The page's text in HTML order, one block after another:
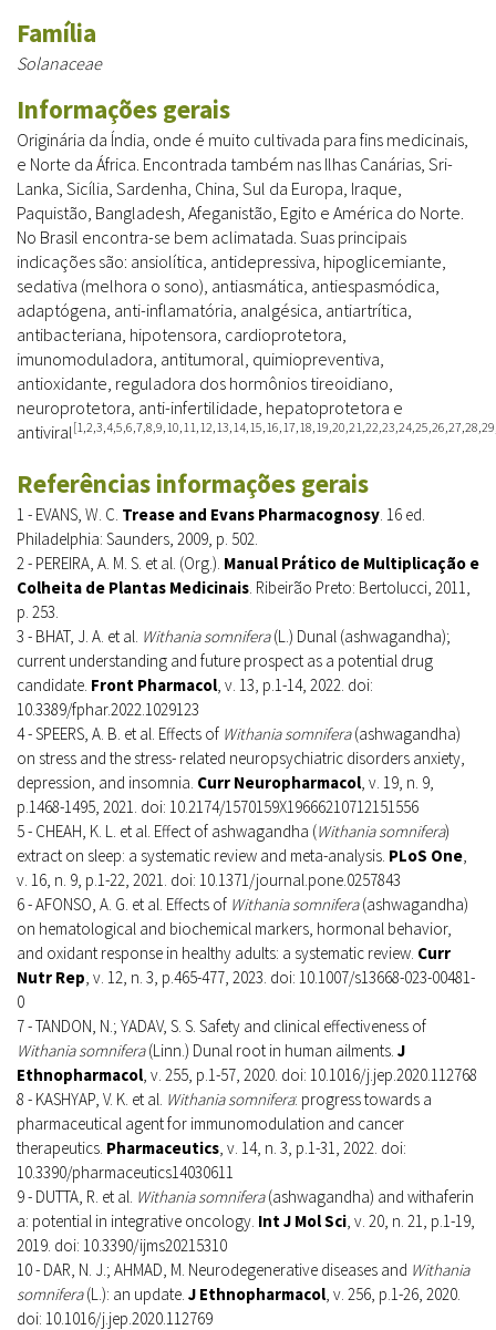
Família
Solanaceae
Informações gerais
Originária da Índia, onde é muito cultivada para fins medicinais,
e Norte da África. Encontrada também nas Ilhas Canárias, Sri-
Lanka, Sicília, Sardenha, China, Sul da Europa, Iraque,
Paquistão, Bangladesh, Afeganistão, Egito e América do Norte.
No Brasil encontra-se bem aclimatada. Suas principais
indicações são: ansiolítica, antidepressiva, hipoglicemiante,
sedativa (melhora o sono), antiasmática, antiespasmódica,
adaptógena, anti-inflamatória, analgésica, antiartrítica,
antibacteriana, hipotensora, cardioprotetora,
imunomoduladora, antitumoral, quimiopreventiva,
antioxidante, reguladora dos hormônios tireoidiano,
neuroprotetora, anti-infertilidade, hepatoprotetora e
antiviral
Referências informações gerais
1 - EVANS, W. C. Trease and Evans Pharmacognosy . 16 ed.
Philadelphia: Saunders, 2009, p. 502.
2 - PEREIRA, A. M. S. et al. (Org.). Manual Prático de Multiplicação e
Colheita de Plantas Medicinais . Ribeirão Preto: Bertolucci, 2011,
p. 253.
3 - BHAT, J. A. et al. Withania somnifera(L.) Dunal (ashwagandha);
current understanding and future prospect as a potential drug
candidate. Front Pharmacol , v. 13, p.1-14, 2022. doi:
10.3389/fphar.2022.1029123
4 - SPEERS, A. B. et al. Effects of Withania somnifera(ashwagandha)
on stress and the stress- related neuropsychiatric disorders anxiety,
depression, and insomnia. Curr Neuropharmacol , v. 19, n. 9,
p.1468-1495, 2021. doi: 10.2174/1570159X19666210712151556
5 - CHEAH, K. L. et al. Effect of ashwagandha (Withania somnifera)
extract on sleep: a systematic review and meta-analysis. PLoS One
v. 16, n. 9, p.1-22, 2021. doi: 10.1371/journal.pone.0257843
6 - AFONSO, A. G. et al. Effects of Withania somnifera(ashwagandha)
on hematological and biochemical markers, hormonal behavior,
and oxidant response in healthy adults: a systematic review. Curr
Nutr Rep , v. 12, n. 3, p.465-477, 2023. doi: 10.1007/s13668-023-00481-
0
7 - TANDON, N.; YADAV, S. S. Safety and clinical effectiveness of
Withania somnifera(Linn.) Dunal root in human ailments. J
Ethnopharmacol , v. 255, p.1-57, 2020. doi: 10.1016/j.jep.2020.112768
8 - KASHYAP, V. K. et al. Withania somnifera: progress towards a
pharmaceutical agent for immunomodulation and cancer
therapeutics. Pharmaceutics , v. 14, n. 3, p.1-31, 2022. doi:
10.3390/pharmaceutics14030611
9 - DUTTA, R. et al. Withania somnifera(ashwagandha) and withaferin
a: potential in integrative oncology. Int J Mol Sci , v. 20, n. 21, p.1-19,
2019. doi: 10.3390/ijms20215310
10 - DAR, N. J.; AHMAD, M. Neurodegenerative diseases and Withania
somnifera(L.): an update. J Ethnopharmacol , v. 256, p.1-26, 2020.
doi: 10.1016/j.jep.2020.112769